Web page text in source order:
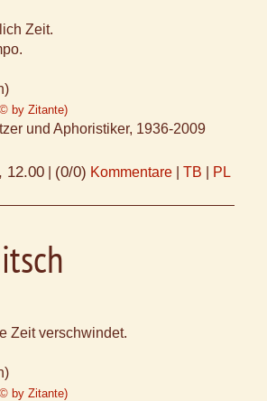
Zeit.
by Zitante)
und Aphoristiker, 1936-2009
12.00 (0/0) Kommentare TB PL
Zeit verschwindet.
by Zitante)